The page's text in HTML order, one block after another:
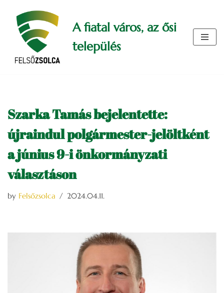
Skip
content
A fiatal város, az ősi
település
Szarka Tamás bejelentette:
újraindul polgármester-jelöltként
a június 9-i önkormányzati
választáson
by Felsőzsolca 2024.04.11.